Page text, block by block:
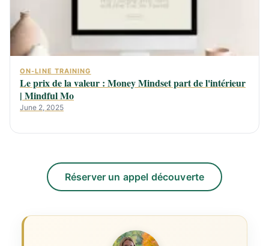
ON-LINE TRAINING
Le prix de la valeur : Money Mindset part de l'intérieur
| Mindful Mo
June 2, 2025
Réserver un appel découverte